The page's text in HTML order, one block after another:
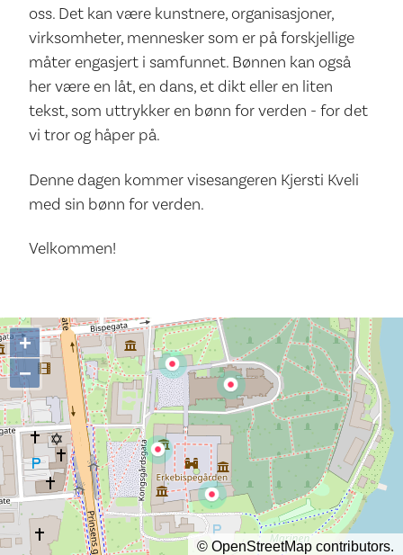
oss. Det kan være kunstnere, organisasjoner,
virksomheter, mennesker som er på forskjellige
måter engasjert i samfunnet. Bønnen kan også
her være en låt, en dans, et dikt eller en liten
tekst, som uttrykker en bønn for verden - for det
vi tror og håper på.
Denne dagen kommer visesangeren Kjersti Kveli
med sin bønn for verden.
Velkommen!
+
−
© OpenStreetMap contributors.